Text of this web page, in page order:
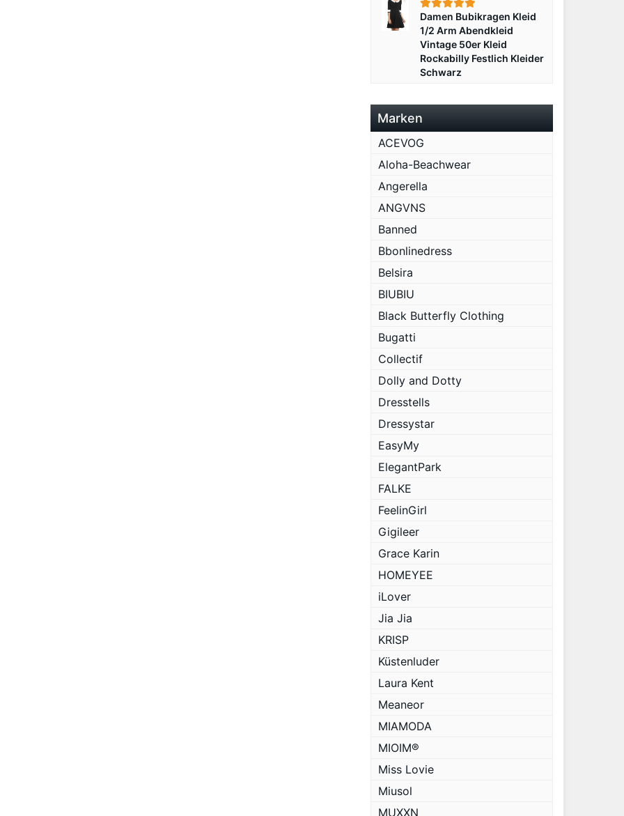
Damen Bubikragen Kleid
1/2 Arm Abendkleid
Vintage 50er Kleid
Rockabilly Festlich Kleider
Schwarz
Marken
ACEVOG
Aloha-Beachwear
Angerella
ANGVNS
Banned
Bbonlinedress
Belsira
BIUBIU
Black Butterfly Clothing
Bugatti
Collectif
Dolly and Dotty
Dresstells
Dressystar
EasyMy
ElegantPark
FALKE
FeelinGirl
Gigileer
Grace Karin
HOMEYEE
iLover
Jia Jia
KRISP
Küstenluder
Laura Kent
Meaneor
MIAMODA
MIOIM®
Miss Lovie
Miusol
MUXXN